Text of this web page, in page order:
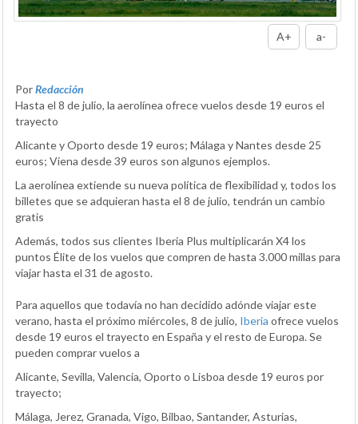
A+ a-
PorRedacción
Hasta el 8 de julio, la aerolínea ofrece vuelos desde 19 euros el
trayecto
Alicante y Oporto desde 19 euros; Málaga y Nantes desde 25
euros; Viena desde 39 euros son algunos ejemplos.
La aerolínea extiende su nueva política de flexibilidad y, todos los
billetes que se adquieran hasta el 8 de julio, tendrán un cambio
gratis
Además, todos sus clientes Iberia Plus multiplicarán X4 los
puntos Élite de los vuelos que compren de hasta 3.000 millas para
viajar hasta el 31 de agosto.
Para aquellos que todavía no han decidido adónde viajar este
verano, hasta el próximo miércoles, 8 de julio, Iberia ofrece vuelos
desde 19 euros el trayecto en España y el resto de Europa. Se
pueden comprar vuelos a
Alicante, Sevilla, Valencia, Oporto o Lisboa desde 19 euros por
trayecto;
Málaga, Jerez, Granada, Vigo, Bilbao, Santander, Asturias,